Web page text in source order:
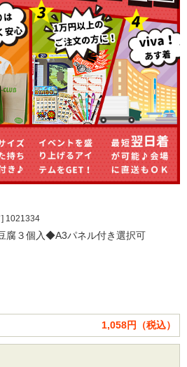
] 1021334
腐３個入◆A3パネル付き選択可
1,058円（税込）